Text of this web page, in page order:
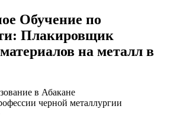
Обучение по
Плакировщик
на металл в
в Абакане
черной металлургии